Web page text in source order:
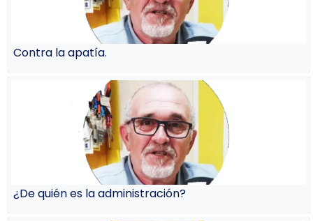
Contra la apatía.
¿De quién es la administración?